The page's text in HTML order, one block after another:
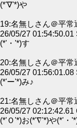
(*'∇'*)や
19:名無しさん＠平常
26/05/27
(*'・'*)す
20:名無しさん＠平常
26/05/27
(*'ー'*)み♪
21:名無しさん＠平常
26/05/27
(*'Ｏ'*)お(*'∇'*)や(*'・